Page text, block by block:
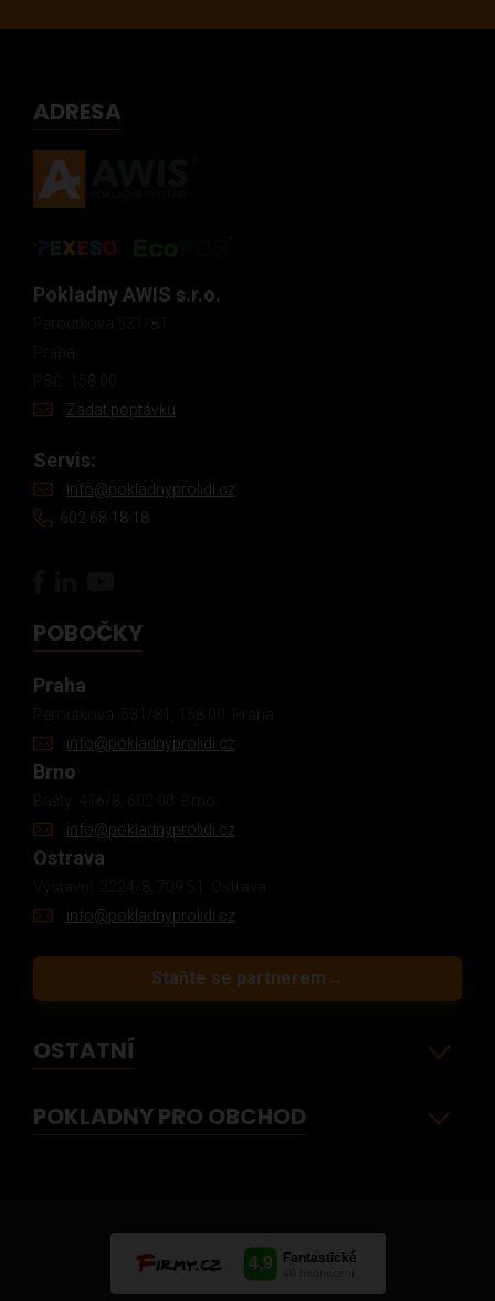
ADRESA
Pokladny AWIS s.r.o.
Zadat poptávku
Servis:
info@pokladnyprolidi.cz
602 68 18 18
POBOČKY
Praha
info@pokladnyprolidi.cz
Brno
info@pokladnyprolidi.cz
Ostrava
info@pokladnyprolidi.cz
Staňte se partnerem →
OSTATNÍ
POKLADNY PRO OBCHOD